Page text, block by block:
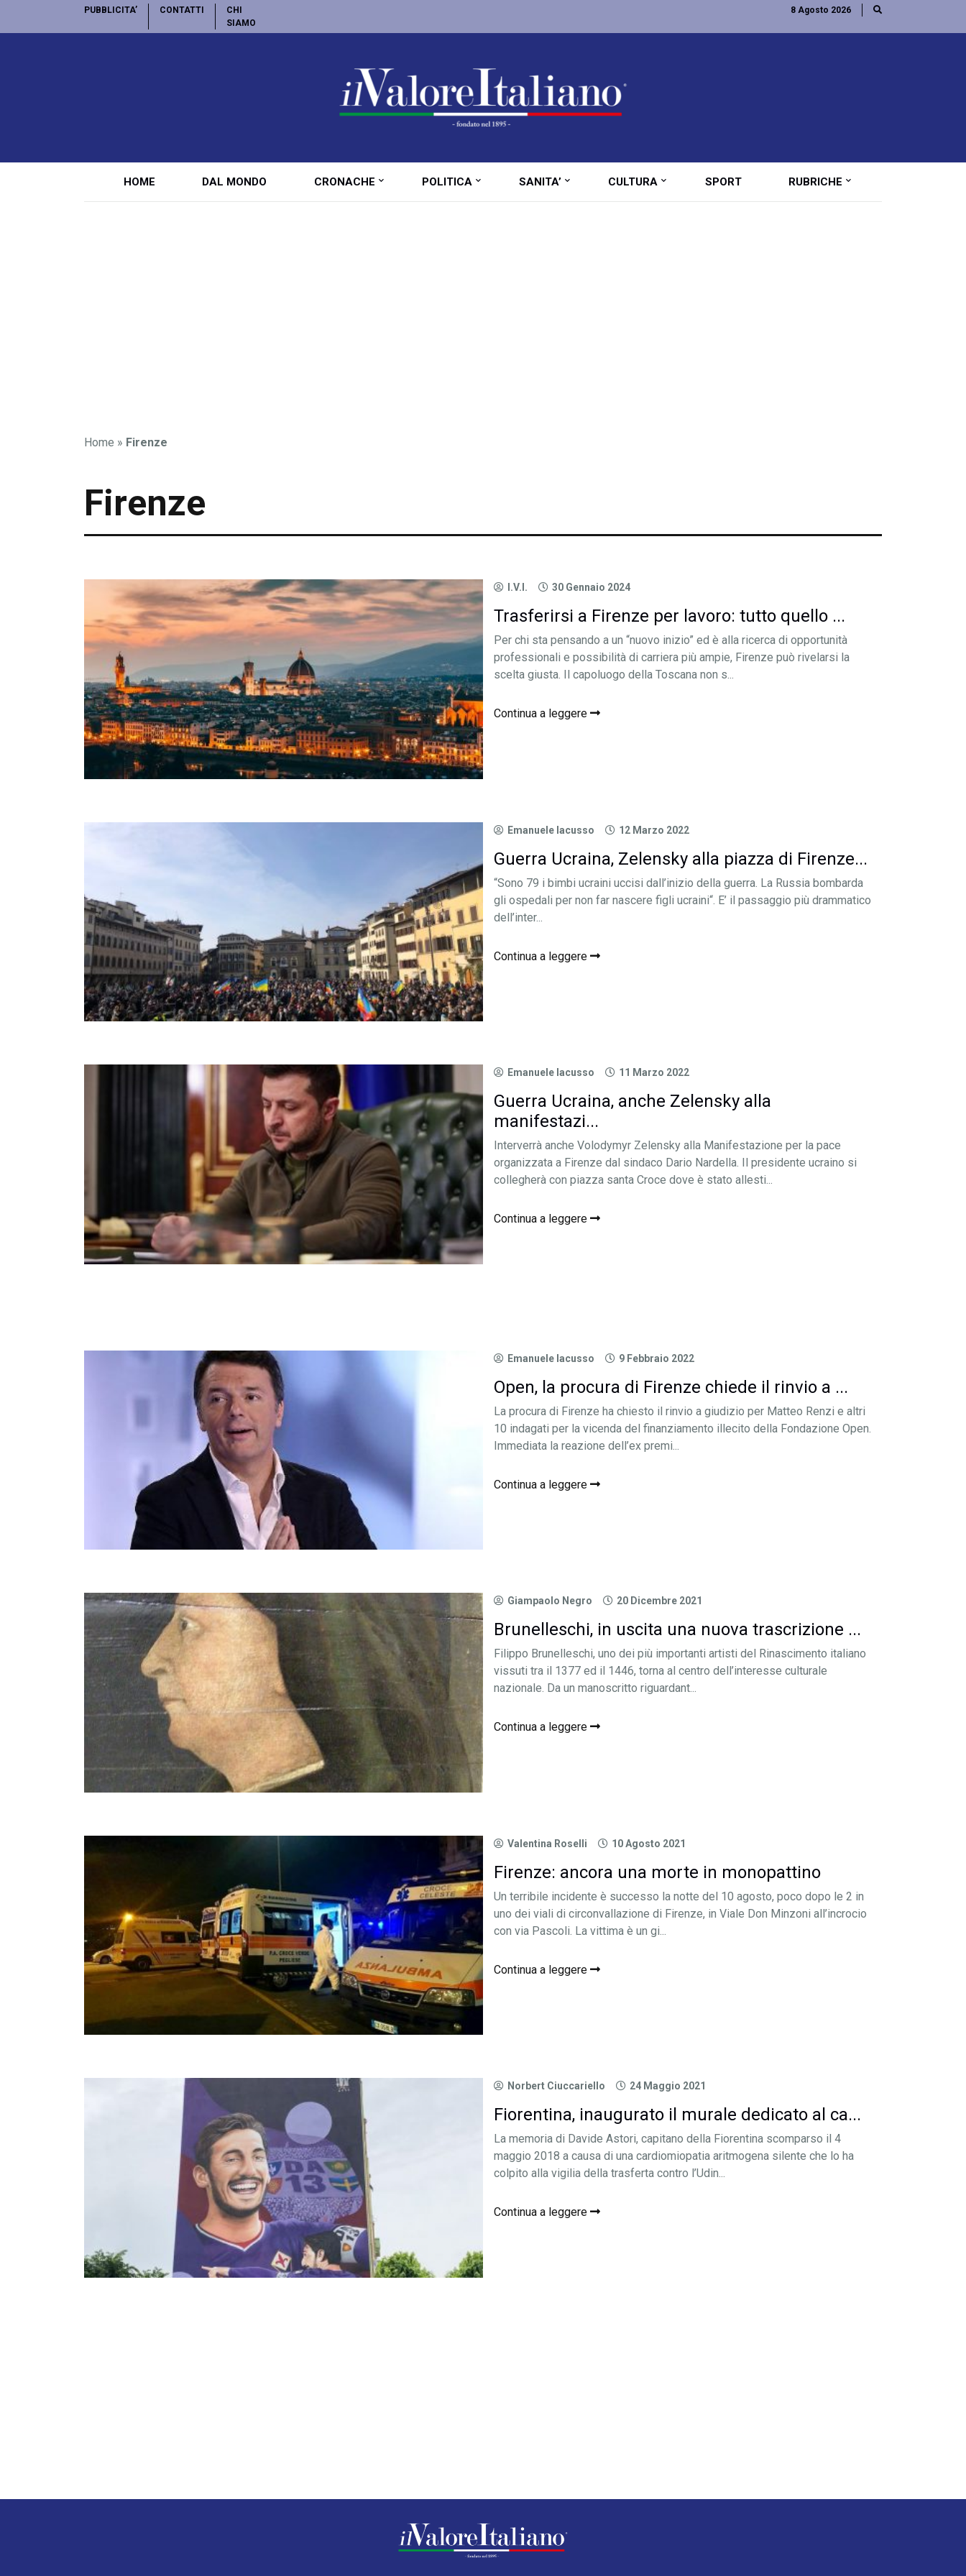
CHI
SIAMO
CONTATTI
PUBBLICITA’ 8 Agosto 2026
HOME DAL MONDO CRONACHE POLITICA SANITA’ CULTURA SPORT RUBRICHE
Home » Firenze
Firenze
I.V.I. 30 Gennaio 2024
Trasferirsi a Firenze per lavoro: tutto quello ...
Per chi sta pensando a un “nuovo inizio” ed è alla ricerca di opportunità
professionali e possibilità di carriera più ampie, Firenze può rivelarsi la
scelta giusta. Il capoluogo della Toscana non s...
Continua a leggere
Emanuele Iacusso 12 Marzo 2022
Guerra Ucraina, Zelensky alla piazza di Firenze...
“Sono 79 i bimbi ucraini uccisi dall’inizio della guerra. La Russia bombarda
gli ospedali per non far nascere figli ucraini“. E’ il passaggio più drammatico
dell’inter...
Continua a leggere
Emanuele Iacusso 11 Marzo 2022
Guerra Ucraina, anche Zelensky alla
manifestazi...
Interverrà anche Volodymyr Zelensky alla Manifestazione per la pace
organizzata a Firenze dal sindaco Dario Nardella. Il presidente ucraino si
collegherà con piazza santa Croce dove è stato allesti...
Continua a leggere
Emanuele Iacusso 9 Febbraio 2022
Open, la procura di Firenze chiede il rinvio a ...
La procura di Firenze ha chiesto il rinvio a giudizio per Matteo Renzi e altri
10 indagati per la vicenda del finanziamento illecito della Fondazione Open.
Immediata la reazione dell’ex premi...
Continua a leggere
Giampaolo Negro 20 Dicembre 2021
Brunelleschi, in uscita una nuova trascrizione ...
Filippo Brunelleschi, uno dei più importanti artisti del Rinascimento italiano
vissuti tra il 1377 ed il 1446, torna al centro dell’interesse culturale
nazionale. Da un manoscritto riguardant...
Continua a leggere
Valentina Roselli 10 Agosto 2021
Firenze: ancora una morte in monopattino
Un terribile incidente è successo la notte del 10 agosto, poco dopo le 2 in
uno dei viali di circonvallazione di Firenze, in Viale Don Minzoni all’incrocio
con via Pascoli. La vittima è un gi...
Continua a leggere
Norbert Ciuccariello 24 Maggio 2021
Fiorentina, inaugurato il murale dedicato al ca...
La memoria di Davide Astori, capitano della Fiorentina scomparso il 4
maggio 2018 a causa di una cardiomiopatia aritmogena silente che lo ha
colpito alla vigilia della trasferta contro l’Udin...
Continua a leggere